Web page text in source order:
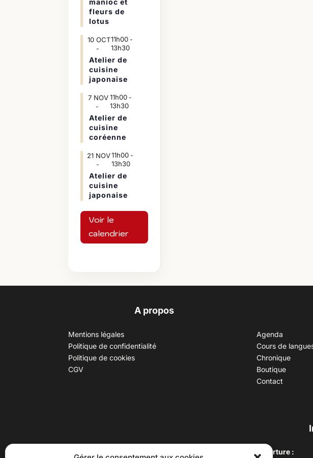
fleurs de
lotus
10 OCT11h00 -
13h30
Atelier de
cuisine
japonaise
7 NOV11h00-
13h30
Atelier de
cuisine
coréenne
21 NOV11h00-
13h30
Atelier de
cuisine
japonaise
Voir le
calendrier
A propos
Mentions légales
Politique de confidentialité
Politique de cookies
CGV
Agenda
Cours de
Chronique
Boutique
Contact
Horaires d’ouverture :